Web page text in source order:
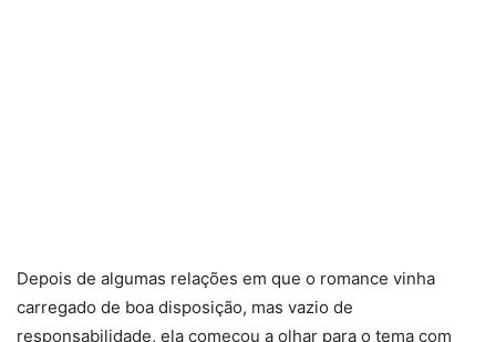
Depois de algumas relações em que o romance vinha
carregado de boa disposição, mas vazio de
responsabilidade, ela começou a olhar para o tema com